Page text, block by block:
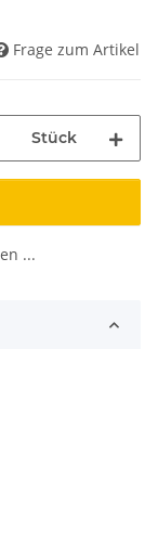
Frage zum Artikel
Stück
...